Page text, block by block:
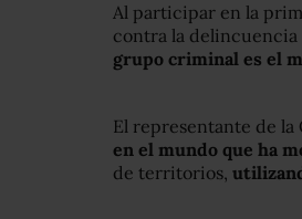
Al participar en la
contra la delincuencia
grupo criminal es el
El representante de
en el mundo que ha
de territorios,